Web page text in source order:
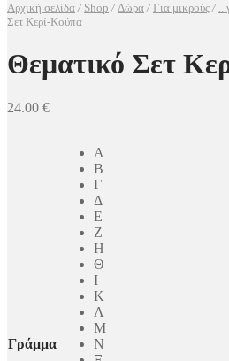
Αρχική σελίδα / Shop / Δώρα / Για μικρούς /
Σετ Κερί-Κούπα
Θεματικό Σετ
24.00 €
Γράμμα
Α
Β
Γ
Δ
Ε
Ζ
Η
Θ
Ι
Κ
Λ
Μ
Ν